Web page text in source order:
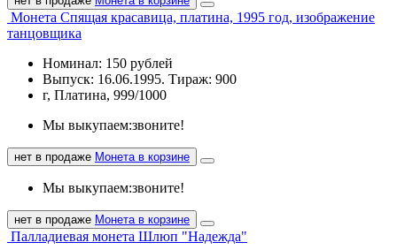
Монета Спящая красавица, платина, 1995 год, изображение
танцовщика
Номинал: 150 рублей
Выпуск: 16.06.1995. Тираж: 900
г, Платина, 999/1000
Мы выкупаем:звоните!
нет в продаже Монета в корзине
Мы выкупаем:звоните!
нет в продаже Монета в корзине
Палладиевая монета Шлюп "Надежда"